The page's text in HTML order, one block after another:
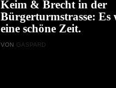
Keim & Brecht in der
Bürgerturmstrasse: Es
eine schöne Zeit.
VON GASPARD